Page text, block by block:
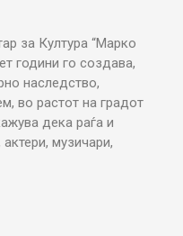
за Култура “Марко
години го создава,
наследство,
во растот на градот
дека раѓа и
музичари,